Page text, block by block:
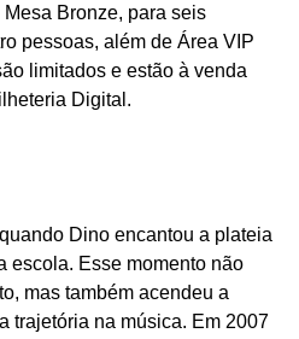
Bronze, para seis
pessoas, além de Área VIP
limitados e estão à venda
Digital.
Dino encantou a plateia
escola. Esse momento não
mas também acendeu a
trajetória na música. Em 2007